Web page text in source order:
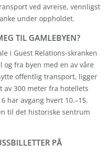
ved avreise, vennligst
under oppholdet.
TIL GAMLEBYEN?
i Guest Relations-skranken
fra byen med en av våre
offentlig transport, ligger
av 300 meter fra hotellets
har avgang hvert 10.–15.
til det historiske sentrum
PÅ